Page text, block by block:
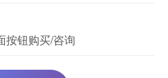
按钮购买/咨询